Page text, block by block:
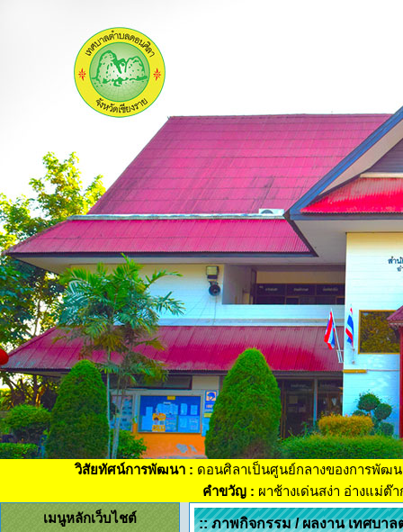
วิสัยทัศน์การพัฒนา : ดอนศิลาเป็นศูนย์กลางของการพัฒ
คำขวัญ : ผาช้างเด่นสง่า อ่างแม่ต๊
เมนูหลักเว็บไชต์
:: ภาพกิจกรรม / ผลงาน เทศบา